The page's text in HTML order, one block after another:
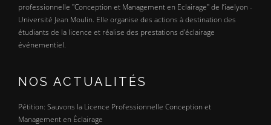
professionnelle "Conception et Management en Eclairage" de l’iaelyon -
Université Jean Moulin. Elle organise des actions à destination des
étudiants de la licence et réalise des prestations d'éclairage
événementiel.
NOS ACTUALITÉS
Pétition: Sauvons la Licence Professionnelle Conception et
Management en Éclairage